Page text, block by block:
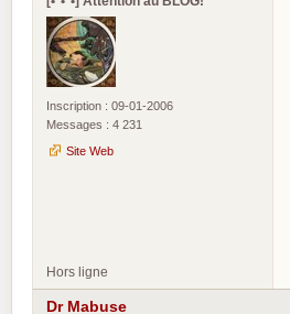
Inscription : 09-01-2006
Messages : 4 231
Site Web
Hors ligne
Dr Mabuse